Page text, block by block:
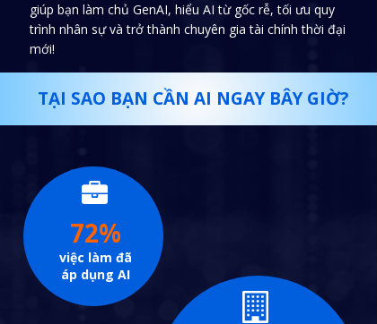
giúp bạn làm chủ GenAI, hiểu AI từ gốc rễ, tối ưu quy
trình nhân sự và trở thành chuyên gia tài chính thời đại
mới!
TẠI SAO BẠN CẦN AI NGAY BÂY GIỜ?
72%
việc làm đã
áp dụng AI